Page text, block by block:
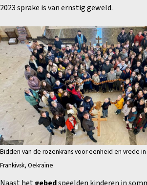
2023 sprake is van ernstig geweld.
Bidden van de rozenkrans voor eenheid en vrede
Frankivsk, Oekraïne
Naast hetgebedspeelden kinderen in